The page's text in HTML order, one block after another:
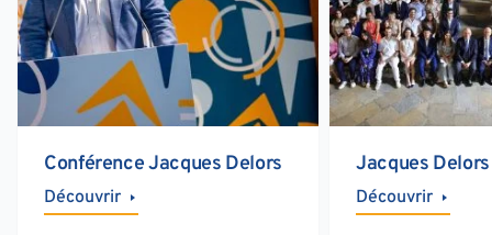
Conférence Jacques Delors
Découvrir
Jacques
Découvrir